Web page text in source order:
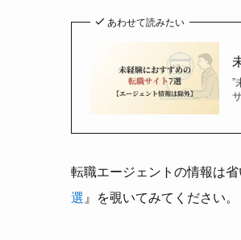
あわせて読みたい
”
転職エージェントの情報は
選 』を覗いてみてください。